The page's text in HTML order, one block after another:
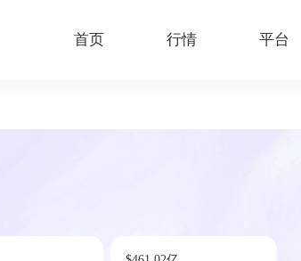
首页 行情 平台